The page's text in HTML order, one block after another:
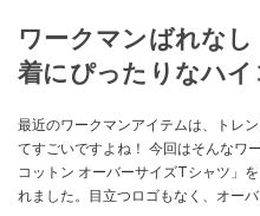
ワークマンばれな
着にぴったりなハ
最近のワークマンアイテムは、トレ
てすごいですよね！ 今回はそんなワ
コットン オーバーサイズTシャツ」
れました。目立つロゴもなく、オー